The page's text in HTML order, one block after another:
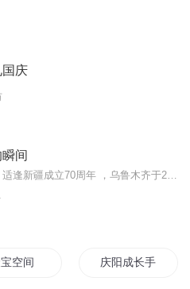
庆
间
空间 庆阳成长手札